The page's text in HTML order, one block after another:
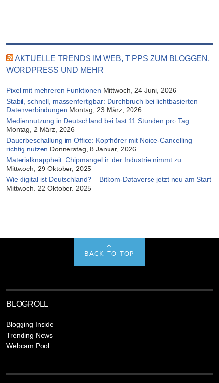
AKTUELLE TRENDS IM WEB, TIPPS ZUM BLOGGEN,
WORDPRESS UND MEHR
Pixel mit mehreren Funktionen Mittwoch, 24 Juni, 2026
Stabil, schnell, massenfertigbar: Durchbruch bei lichtbasierten
Datenverbindungen Montag, 23 März, 2026
Mediennutzung in Deutschland bei fast 11 Stunden pro Tag
Montag, 2 März, 2026
Dauerbeschallung im Office: Kopfhörer mit Noice-Cancelling
richtig nutzen Donnerstag, 8 Januar, 2026
Materialknappheit: Chipmangel in der Industrie nimmt zu
Mittwoch, 29 Oktober, 2025
Wie digital ist Deutschland? – Bitkom-Dataverse jetzt neu am Start
Mittwoch, 22 Oktober, 2025
BACK TO TOP
BLOGROLL
Blogging Inside
Trending News
Webcam Pool